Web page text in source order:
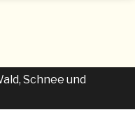
Schnee und